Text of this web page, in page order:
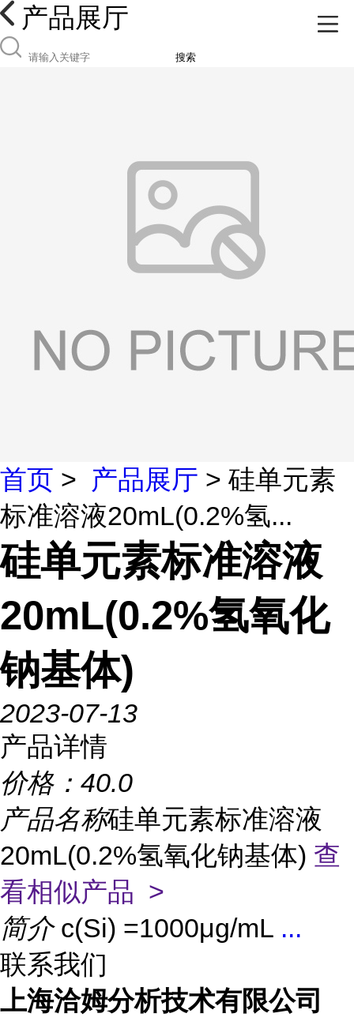
产品展厅
搜索
首页 > 产品展厅 > 硅单元素
标准溶液20mL(0.2%氢...
硅单元素标准溶液
20mL(0.2%氢氧化
钠基体)
2023-07-13
产品详情
价格： 40.0
产品名称硅单元素标准溶液
20mL(0.2%氢氧化钠基体) 查
看相似产品 >
简介 c(Si) =1000μg/mL ...
联系我们
上海洽姆分析技术有限公司